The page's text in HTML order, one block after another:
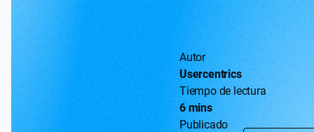
Autor
Usercentrics
Tiempo de lectura
6 mins
Publicado